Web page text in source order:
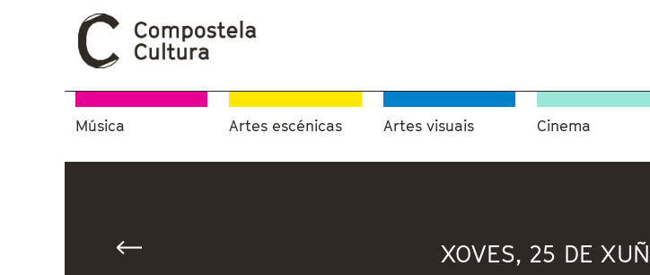
Música Artes escénicas Artes visuais Cinema
XOVES, 25 DE